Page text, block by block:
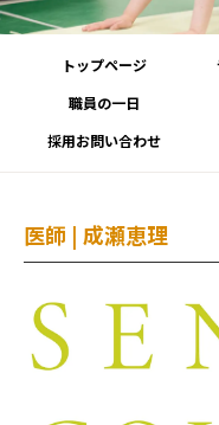
トップページ
職員の一日
採用お問い合わせ
医師 | 成瀬恵理